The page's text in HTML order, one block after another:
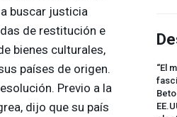
buscar justicia
de restitución e
bienes culturales,
países de origen.
Previo a la
dijo que su país
“El